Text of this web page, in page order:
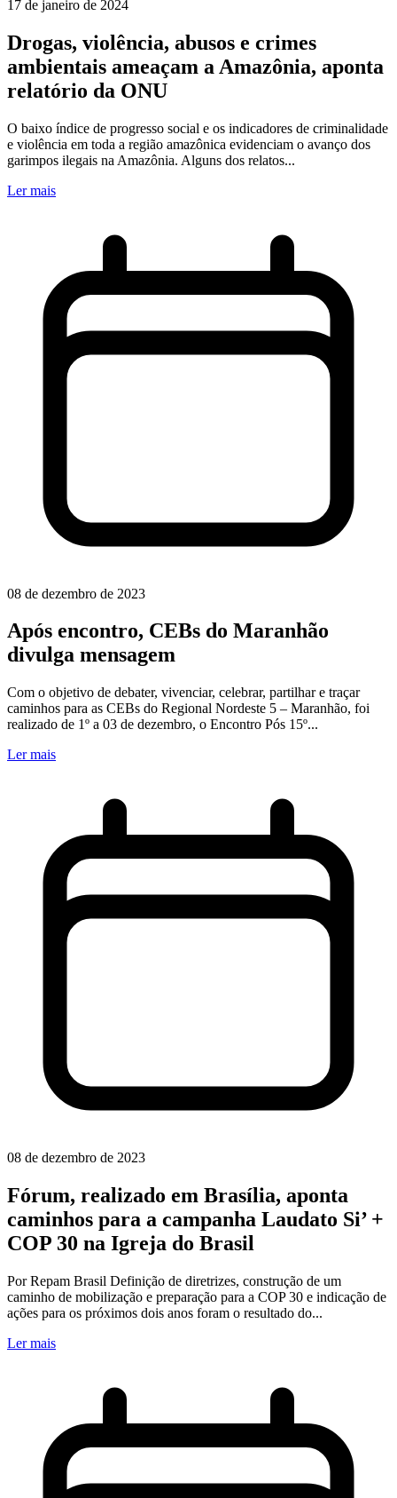
17 de janeiro de 2024
Drogas, violência, abusos e crimes
ambientais ameaçam a Amazônia, aponta
relatório da ONU
O baixo índice de progresso social e os indicadores de criminalidade
e violência em toda a região amazônica evidenciam o avanço dos
garimpos ilegais na Amazônia. Alguns dos relatos...
Ler mais
08 de dezembro de 2023
Após encontro, CEBs do Maranhão
divulga mensagem
Com o objetivo de debater, vivenciar, celebrar, partilhar e traçar
caminhos para as CEBs do Regional Nordeste 5 – Maranhão, foi
realizado de 1º a 03 de dezembro, o Encontro Pós 15º...
Ler mais
08 de dezembro de 2023
Fórum, realizado em Brasília, aponta
caminhos para a campanha Laudato Si’ +
COP 30 na Igreja do Brasil
Por Repam Brasil Definição de diretrizes, construção de um
caminho de mobilização e preparação para a COP 30 e indicação de
ações para os próximos dois anos foram o resultado do...
Ler mais